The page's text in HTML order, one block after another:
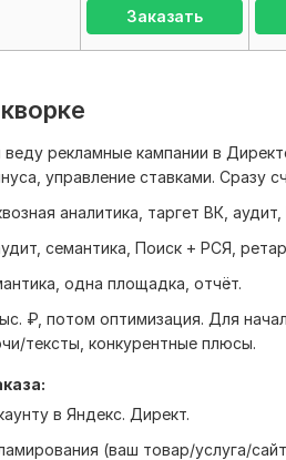
Заказать
рекламные кампании в
управление ставками. Сразу
аналитика, таргет ВК,
семантика, Поиск + РСЯ,
одна площадка, отчёт.
₽, потом оптимизация. Для
тексты, конкурентные плюсы.
в Яндекс. Директ.
(ваш товар/услуга/